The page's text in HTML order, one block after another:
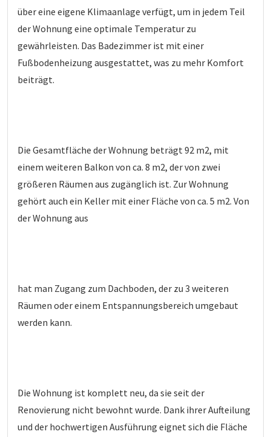
über eine eigene Klimaanlage verfügt, um in jedem Teil
der Wohnung eine optimale Temperatur zu
gewährleisten. Das Badezimmer ist mit einer
Fußbodenheizung ausgestattet, was zu mehr Komfort
beiträgt.
Die Gesamtfläche der Wohnung beträgt 92 m2, mit
einem weiteren Balkon von ca. 8 m2, der von zwei
größeren Räumen aus zugänglich ist. Zur Wohnung
gehört auch ein Keller mit einer Fläche von ca. 5 m2. Von
der Wohnung aus
hat man Zugang zum Dachboden, der zu 3 weiteren
Räumen oder einem Entspannungsbereich umgebaut
werden kann.
Die Wohnung ist komplett neu, da sie seit der
Renovierung nicht bewohnt wurde. Dank ihrer Aufteilung
und der hochwertigen Ausführung eignet sich die Fläche